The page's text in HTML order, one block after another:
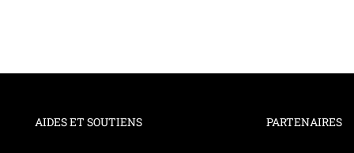
AIDES ET SOUTIENS PARTENAIRES